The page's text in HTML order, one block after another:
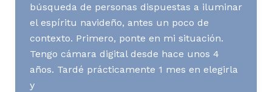
búsqueda de personas dispuestas a iluminar
el espíritu navideño, antes un poco de
contexto. Primero, ponte en mi situación.
Tengo cámara digital desde hace unos 4
años. Tardé prácticamente 1 mes en elegirla
y